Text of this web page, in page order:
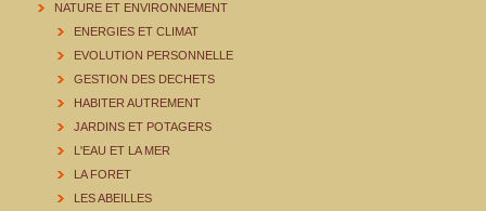
NATURE ET ENVIRONNEMENT
ENERGIES ET CLIMAT
EVOLUTION PERSONNELLE
GESTION DES DECHETS
HABITER AUTREMENT
JARDINS ET POTAGERS
L'EAU ET LA MER
LA FORET
LES ABEILLES